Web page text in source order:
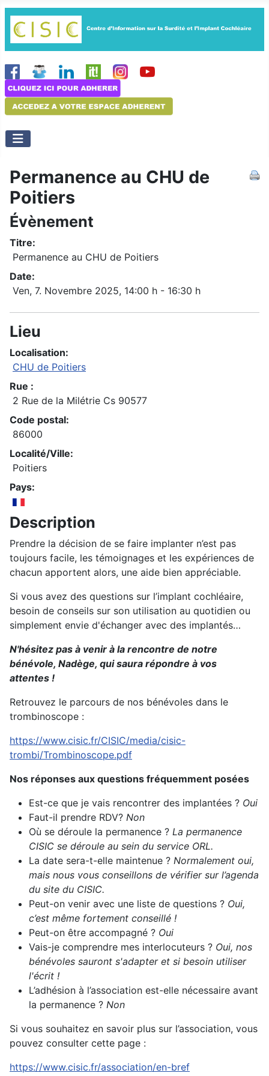
Permanence au CHU de
Poitiers
Évènement
Titre:
Permanence au CHU de Poitiers
Date:
Ven, 7. Novembre 2025, 14:00 h - 16:30 h
Lieu
Localisation:
CHU de Poitiers
Rue :
2 Rue de la Milétrie Cs 90577
Code postal:
86000
Localité/Ville:
Poitiers
Pays:
Description
Prendre la décision de se faire implanter n’est pas
toujours facile, les témoignages et les expériences de
chacun apportent alors, une aide bien appréciable.
Si vous avez des questions sur l’implant cochléaire,
besoin de conseils sur son utilisation au quotidien ou
simplement envie d'échanger avec des implantés…
N'hésitez pas à venir à la rencontre de notre
bénévole, Nadège, qui saura répondre à vos
attentes !
Retrouvez le parcours de nos bénévoles dans le
trombinoscope :
https://www.cisic.fr/CISIC/media/cisic-
trombi/Trombinoscope.pdf
Nos réponses aux questions fréquemment posées
Est-ce que je vais rencontrer des implantées ? Oui
Faut-il prendre RDV? Non
Où se déroule la permanence ? La permanence
CISIC se déroule au sein du service ORL.
La date sera-t-elle maintenue ? Normalement oui,
mais nous vous conseillons de vérifier sur l’agenda
du site du CISIC.
Peut-on venir avec une liste de questions ? Oui,
c’est même fortement conseillé !
Peut-on être accompagné ? Oui
Vais-je comprendre mes interlocuteurs ? Oui, nos
bénévoles sauront s'adapter et si besoin utiliser
l'écrit !
L’adhésion à l’association est-elle nécessaire avant
la permanence ? Non
Si vous souhaitez en savoir plus sur l’association, vous
pouvez consulter cette page :
https://www.cisic.fr/association/en-bref